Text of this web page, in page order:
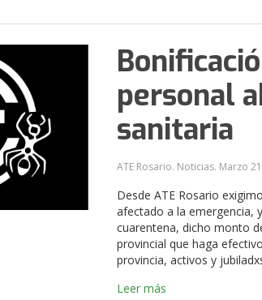
personal
sanitaria
ATE Rosario. Noticias. Marzo
Desde ATE Rosario
afectado a la emergencia,
cuarentena, dicho monto
provincial que haga
provincia, activos y
Leer más